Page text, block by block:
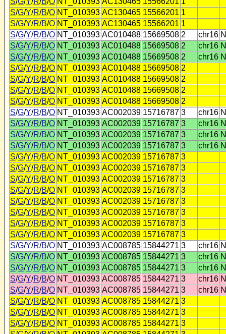
S/G/Y/R/B/O NT_010393 AC130465 15566201 1
S/G/Y/R/B/O NT_010393 AC130465 15566201 1
S/G/Y/R/B/O NT_010393 AC010488 15669508 2 chr16
S/G/Y/R/B/O NT_010393 AC010488 15669508 2 chr16
S/G/Y/R/B/O NT_010393 AC010488 15669508 2 chr16
S/G/Y/R/B/O NT_010393 AC010488 15669508 2
S/G/Y/R/B/O NT_010393 AC010488 15669508 2
S/G/Y/R/B/O NT_010393 AC010488 15669508 2
S/G/Y/R/B/O NT_010393 AC010488 15669508 2
S/G/Y/R/B/O NT_010393 AC002039 15716787 3 chr16
S/G/Y/R/B/O NT_010393 AC002039 15716787 3 chr16
S/G/Y/R/B/O NT_010393 AC002039 15716787 3 chr16
S/G/Y/R/B/O NT_010393 AC002039 15716787 3 chr16
S/G/Y/R/B/O NT_010393 AC002039 15716787 3
S/G/Y/R/B/O NT_010393 AC002039 15716787 3
S/G/Y/R/B/O NT_010393 AC002039 15716787 3
S/G/Y/R/B/O NT_010393 AC002039 15716787 3
S/G/Y/R/B/O NT_010393 AC002039 15716787 3
S/G/Y/R/B/O NT_010393 AC002039 15716787 3
S/G/Y/R/B/O NT_010393 AC002039 15716787 3
S/G/Y/R/B/O NT_010393 AC002039 15716787 3
S/G/Y/R/B/O NT_010393 AC008785 15844271 3 chr16
S/G/Y/R/B/O NT_010393 AC008785 15844271 3 chr16
S/G/Y/R/B/O NT_010393 AC008785 15844271 3 chr16
S/G/Y/R/B/O NT_010393 AC008785 15844271 3 chr16
S/G/Y/R/B/O NT_010393 AC008785 15844271 3 chr16
S/G/Y/R/B/O NT_010393 AC008785 15844271 3
S/G/Y/R/B/O NT_010393 AC008785 15844271 3
S/G/Y/R/B/O NT_010393 AC008785 15844271 3